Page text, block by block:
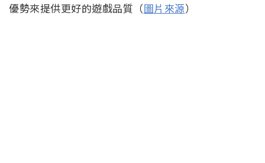
優勢來提供更好的遊戲品質（圖片來源）